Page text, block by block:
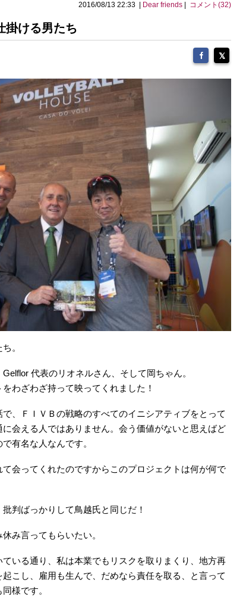
2016/08/13 22:33 | Dear friends| コメント(32)
ける男たち
。
代表のリオネルさん、そして岡ちゃん。
わざわざ持って映ってくれました！
、ＦＩＶＢの戦略のすべてのイニシアティブをとって
会える人ではありません。会う価値がないと思えばど
有名な人なんです。
会ってくれたのですからこのプロジェクトは何が何で
批判ばっかりして鳥越氏と同じだ！
み言ってもらいたい。
いる通り、私は本業でもリスクを取りまくり、地方再
こし、雇用も生んで、だめなら責任を取る、と言って
様です。